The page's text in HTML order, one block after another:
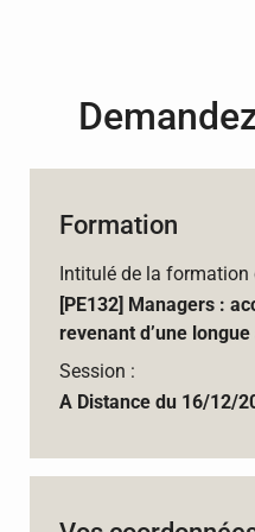
Formation
Intitulé de la formation
[PE132] Managers :
revenant d’une
Session :
A Distance du 16/12/